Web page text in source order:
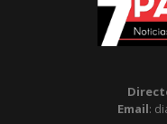
Email: